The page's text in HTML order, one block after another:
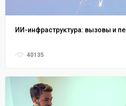
ИИ-инфраструктура: вызовы и
40135